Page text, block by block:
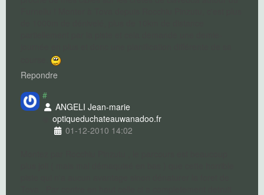
Repondre
#
ANGELI Jean-marie
optiqueduchateauwanadoo.fr
01-12-2010 14:02